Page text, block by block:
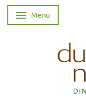
Skifte navigation
Menu